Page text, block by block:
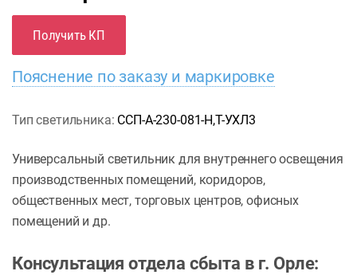
Получить КП
Пояснение по заказу и маркировке
Тип светильника: ССП-А-230-081-Н,Т-УХЛ3
Универсальный светильник для внутреннего освещения
производственных помещений, коридоров,
общественных мест, торговых центров, офисных
помещений и др.
Консультация отдела сбыта в г. Орле: